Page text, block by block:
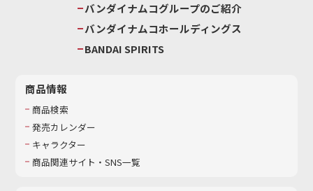
バンダイナムコグループのご紹介
バンダイナムコホールディングス
BANDAI SPIRITS
商品情報
商品検索
発売カレンダー
キャラクター
商品関連サイト・SNS一覧